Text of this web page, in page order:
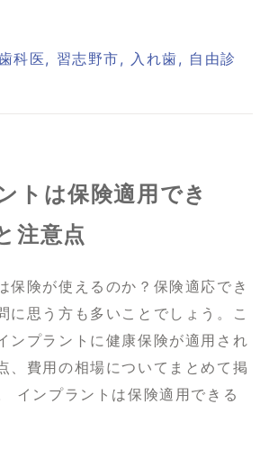
小児矯正歯科
療・ホワイトニング
わせ治療（顎関節症/歯
（義歯）
科医, 習志野市, 入れ歯, 自由診
トは保険適用でき
注意点
保険が使えるのか？保険適応でき
に思う方も多いことでしょう。こ
ンプラントに健康保険が適用され
、費用の相場についてまとめて掲
インプラントは保険適用できる